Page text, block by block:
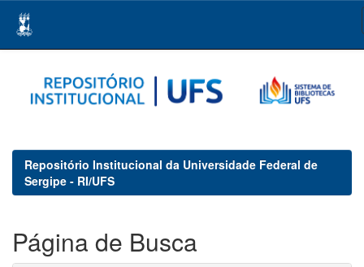
navigation
Repositório Institucional da Universidade Federal de
Sergipe - RI/UFS
Página de Busca